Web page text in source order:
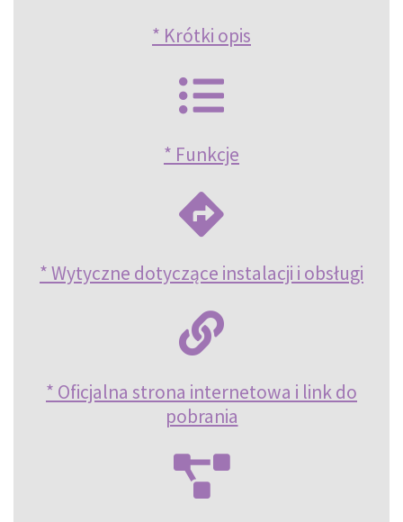
* Krótki opis
* Funkcje
* Wytyczne dotyczące instalacji i obsługi
* Oficjalna strona internetowa i link do
pobrania